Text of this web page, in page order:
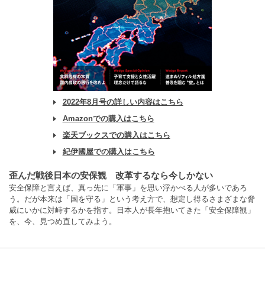
2022年8月号の詳しい内容はこちら
Amazonでの購入はこちら
楽天ブックスでの購入はこちら
紀伊國屋での購入はこちら
歪んだ戦後日本の安保観 改革するなら今しかない
安全保障と言えば、真っ先に「軍事」を思い浮かべる人が多いであろ
う。だが本来は「国を守る」という考え方で、想定し得るさまざまな脅
威にいかに対峙するかを指す。日本人が長年抱いてきた「安全保障観」
を、今、見つめ直してみよう。